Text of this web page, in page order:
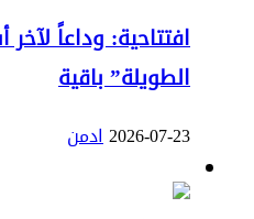
افتتاحية: وداعاً
الطويلة” باقية
2026-07-23ادمن